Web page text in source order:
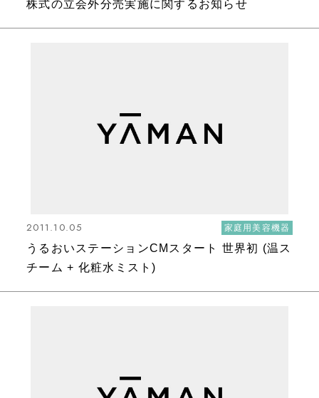
株式の立会外分売実施に関するお知らせ
2011.10.05 家庭用美容機器
うるおいステーションCMスタート 世界初 (温ス
チーム + 化粧水ミスト)